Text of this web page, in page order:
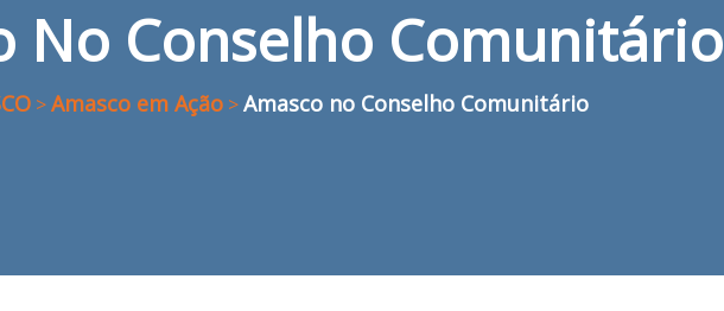
No Conselho Comunitário
>Amasco em Ação>Amasco no Conselho Comunitário